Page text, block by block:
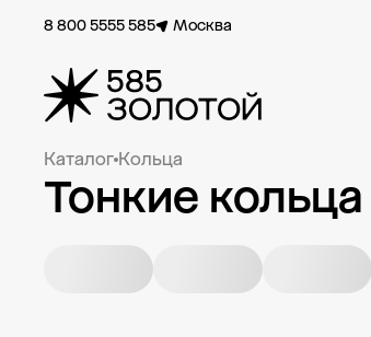
8 800 5555 585 Москва
Каталог Кольца
Тонкие кольца